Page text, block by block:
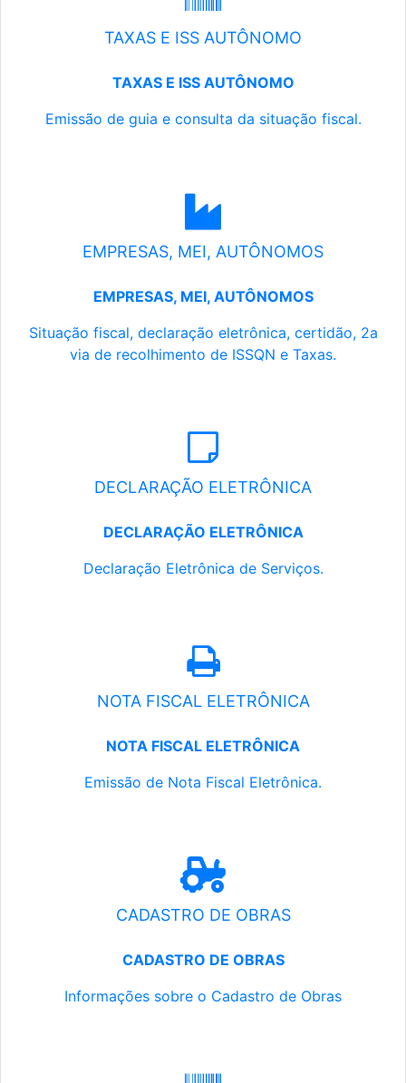
TAXAS E ISS AUTÔNOMO
TAXAS E ISS AUTÔNOMO
Emissão de guia e consulta da situação fiscal.
EMPRESAS, MEI, AUTÔNOMOS
EMPRESAS, MEI, AUTÔNOMOS
Situação fiscal, declaração eletrônica, certidão, 2a
via de recolhimento de ISSQN e Taxas.
DECLARAÇÃO ELETRÔNICA
DECLARAÇÃO ELETRÔNICA
Declaração Eletrônica de Serviços.
NOTA FISCAL ELETRÔNICA
NOTA FISCAL ELETRÔNICA
Emissão de Nota Fiscal Eletrônica.
CADASTRO DE OBRAS
CADASTRO DE OBRAS
Informações sobre o Cadastro de Obras